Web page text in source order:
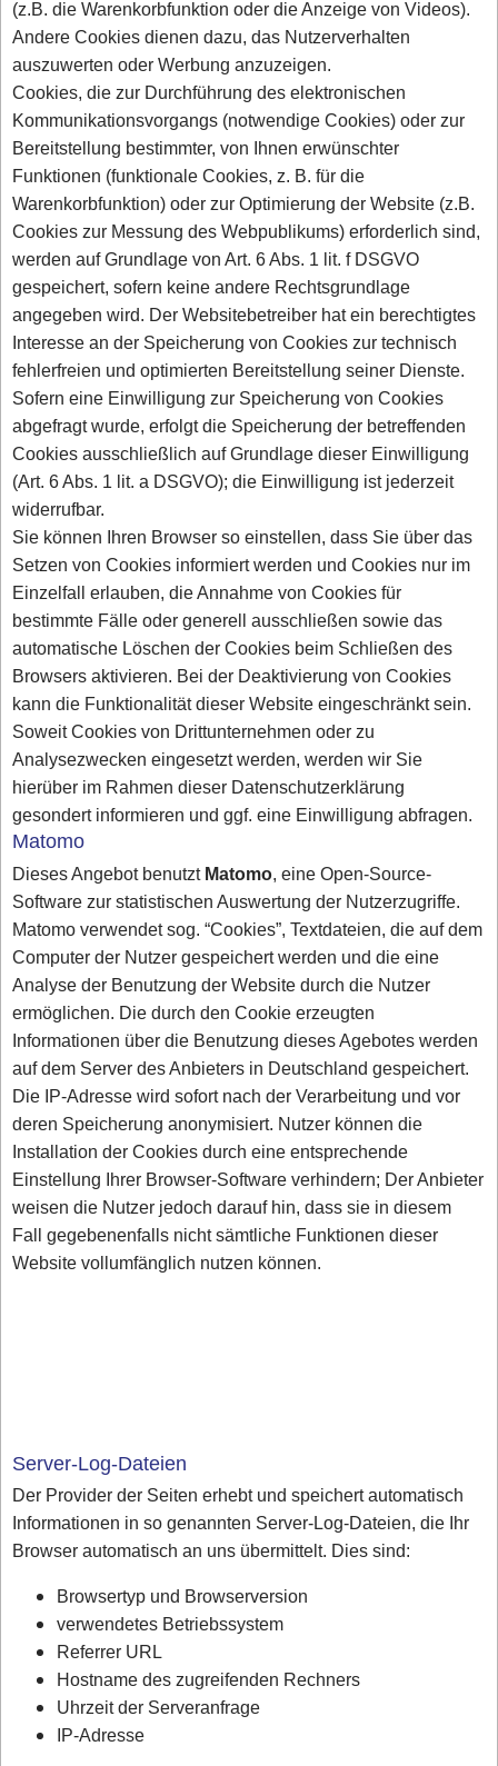
(z.B. die Warenkorbfunktion oder die Anzeige von Videos).
Andere Cookies dienen dazu, das Nutzerverhalten
auszuwerten oder Werbung anzuzeigen.
Cookies, die zur Durchführung des elektronischen
Kommunikationsvorgangs (notwendige Cookies) oder zur
Bereitstellung bestimmter, von Ihnen erwünschter
Funktionen (funktionale Cookies, z. B. für die
Warenkorbfunktion) oder zur Optimierung der Website (z.B.
Cookies zur Messung des Webpublikums) erforderlich sind,
werden auf Grundlage von Art. 6 Abs. 1 lit. f DSGVO
gespeichert, sofern keine andere Rechtsgrundlage
angegeben wird. Der Websitebetreiber hat ein berechtigtes
Interesse an der Speicherung von Cookies zur technisch
fehlerfreien und optimierten Bereitstellung seiner Dienste.
Sofern eine Einwilligung zur Speicherung von Cookies
abgefragt wurde, erfolgt die Speicherung der betreffenden
Cookies ausschließlich auf Grundlage dieser Einwilligung
(Art. 6 Abs. 1 lit. a DSGVO); die Einwilligung ist jederzeit
widerrufbar.
Sie können Ihren Browser so einstellen, dass Sie über das
Setzen von Cookies informiert werden und Cookies nur im
Einzelfall erlauben, die Annahme von Cookies für
bestimmte Fälle oder generell ausschließen sowie das
automatische Löschen der Cookies beim Schließen des
Browsers aktivieren. Bei der Deaktivierung von Cookies
kann die Funktionalität dieser Website eingeschränkt sein.
Soweit Cookies von Drittunternehmen oder zu
Analysezwecken eingesetzt werden, werden wir Sie
hierüber im Rahmen dieser Datenschutzerklärung
gesondert informieren und ggf. eine Einwilligung abfragen.
Matomo
Dieses Angebot benutztMatomo, eine Open-Source-
Software zur statistischen Auswertung der Nutzerzugriffe.
Matomo verwendet sog. “Cookies”, Textdateien, die auf dem
Computer der Nutzer gespeichert werden und die eine
Analyse der Benutzung der Website durch die Nutzer
ermöglichen. Die durch den Cookie erzeugten
Informationen über die Benutzung dieses Agebotes werden
auf dem Server des Anbieters in Deutschland gespeichert.
Die IP-Adresse wird sofort nach der Verarbeitung und vor
deren Speicherung anonymisiert. Nutzer können die
Installation der Cookies durch eine entsprechende
Einstellung Ihrer Browser-Software verhindern; Der Anbieter
weisen die Nutzer jedoch darauf hin, dass sie in diesem
Fall gegebenenfalls nicht sämtliche Funktionen dieser
Website vollumfänglich nutzen können.
Server-Log-Dateien
Der Provider der Seiten erhebt und speichert automatisch
Informationen in so genannten Server-Log-Dateien, die Ihr
Browser automatisch an uns übermittelt. Dies sind:
Browsertyp und Browserversion
verwendetes Betriebssystem
Referrer URL
Hostname des zugreifenden Rechners
Uhrzeit der Serveranfrage
IP-Adresse